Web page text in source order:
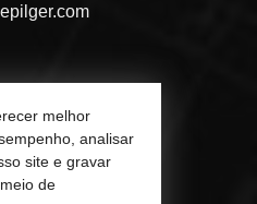
Personalizada
melhor
analisar
site e gravar
de